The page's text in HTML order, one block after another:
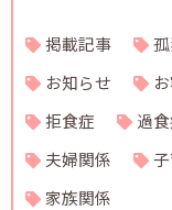
掲載記事
お知らせ
拒食症
過
夫婦関係
家族関係